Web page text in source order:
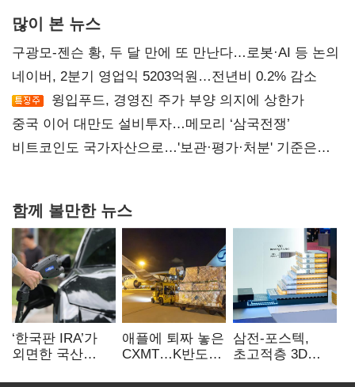
많이 본 뉴스
구광모-젠슨 황, 두 달 만에 또 만난다…로봇·AI 등 논의
네이버, 2분기 영업익 5203억원…전년비 0.2% 감소
윙입푸드, 경영진 주가 부양 의지에 상한가
중국 이어 대만도 설비투자…메모리 ‘삼국전쟁’
비트코인도 국가자산으로…'보관·평가·처분' 기준은
함께 볼만한 뉴스
‘한국판 IRA’가
외면한 국산
애플에 퇴짜 놓은
CXMT…K반도체
삼전-포스텍,
초고적층 3D